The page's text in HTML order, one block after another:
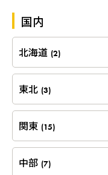
国内
北海道 (2)
東北 (3)
関東 (15)
中部 (7)